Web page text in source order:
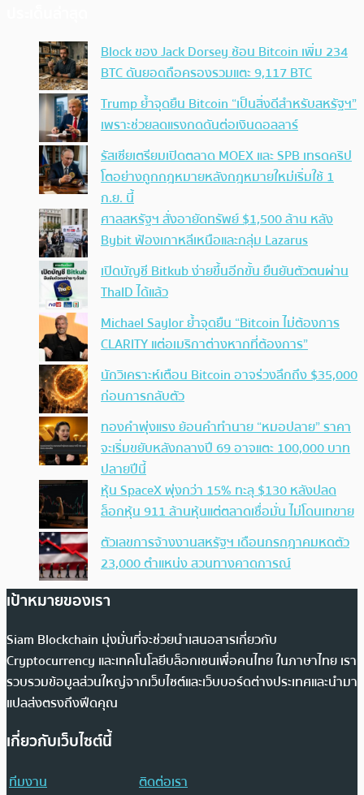
Block ของ Jack Dorsey ช้อน Bitcoin เพิ่ม 234
BTC ดันยอดถือครองรวมแตะ 9,117 BTC
Trump ย้ำจุดยืน Bitcoin “เป็นสิ่งดีสำหรับสหรัฐฯ”
เพราะช่วยลดแรงกดดันต่อเงินดอลลาร์
รัสเซียเตรียมเปิดตลาด MOEX และ SPB เทรดคริป
โตอย่างถูกกฎหมายหลังกฎหมายใหม่เริ่มใช้ 1
ก.ย. นี้
ศาลสหรัฐฯ สั่งอายัดทรัพย์ $1,500 ล้าน หลัง
Bybit ฟ้องเกาหลีเหนือและกลุ่ม Lazarus
เปิดบัญชี Bitkub ง่ายขึ้นอีกขั้น ยืนยันตัวตนผ่าน
ThaID ได้แล้ว
Michael Saylor ย้ำจุดยืน “Bitcoin ไม่ต้องการ
CLARITY แต่อเมริกาต่างหากที่ต้องการ”
นักวิเคราะห์เตือน Bitcoin อาจร่วงลึกถึง $35,000
ก่อนการกลับตัว
ทองคำพุ่งแรง ย้อนคำทำนาย “หมอปลาย” ราคา
จะเริ่มขยับหลังกลางปี 69 อาจแตะ 100,000 บาท
ปลายปีนี้
หุ้น SpaceX พุ่งกว่า 15% ทะลุ $130 หลังปลด
ล็อกหุ้น 911 ล้านหุ้นแต่ตลาดเชื่อมั่น ไม่โดนเทขาย
ตัวเลขการจ้างงานสหรัฐฯ เดือนกรกฎาคมหดตัว
23,000 ตำแหน่ง สวนทางคาดการณ์
เป้าหมายของเรา
Siam Blockchain มุ่งมั่นที่จะช่วยนำเสนอสารเกี่ยวกับ
Cryptocurrency และเทคโนโลยีบล็อกเชนเพื่อคนไทย ในภาษาไทย เรา
รวบรวมข้อมูลส่วนใหญ่จากเว็บไซต์และเว็บบอร์ดต่างประเทศและนำมา
แปลส่งตรงถึงฟีดคุณ
เกี่ยวกับเว็บไซต์นี้
ทีมงาน
ติดต่อเรา